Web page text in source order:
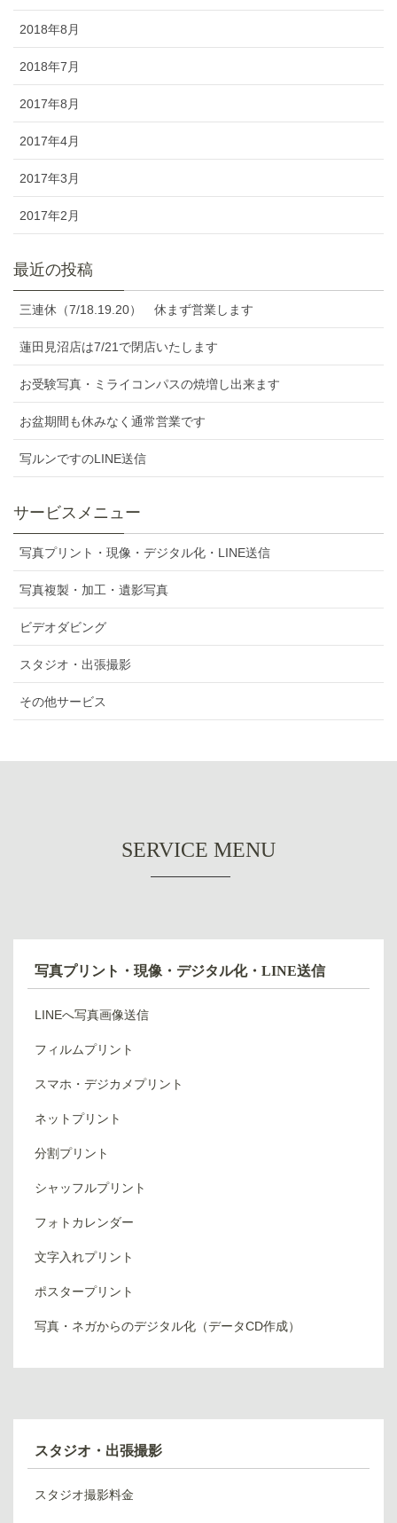
2018年8月
2018年7月
2017年8月
2017年4月
2017年3月
2017年2月
最近の投稿
三連休（7/18.19.20） 休まず営業します
蓮田見沼店は7/21で閉店いたします
お受験写真・ミライコンパスの焼増し出来ます
お盆期間も休みなく通常営業です
写ルンですのLINE送信
サービスメニュー
写真プリント・現像・デジタル化・LINE送信
写真複製・加工・遺影写真
ビデオダビング
スタジオ・出張撮影
その他サービス
SERVICE MENU
写真プリント・現像・デジタル化・LINE送信
LINEへ写真画像送信
フィルムプリント
スマホ・デジカメプリント
ネットプリント
分割プリント
シャッフルプリント
フォトカレンダー
文字入れプリント
ポスタープリント
写真・ネガからのデジタル化（データCD作成）
スタジオ・出張撮影
スタジオ撮影料金